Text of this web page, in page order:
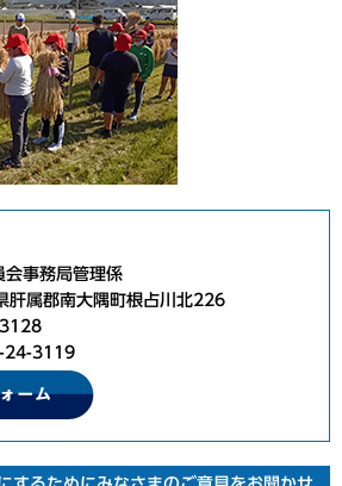
会事務局管理係
属郡南大隅町根占川北226
24-3119